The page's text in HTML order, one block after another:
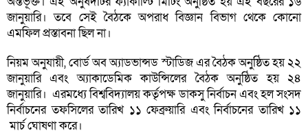
জানুয়ারি। তবে সেই বৈঠকে অপরাধ বিজ্ঞান বিভাগ থেকে কোনো
এমফিল প্রস্তাবনা ছিল না।
নিয়ম অনুযায়ী, বোর্ড অব অ্যাডভান্সড স্টাডিজ এর বৈঠক অনুষ্ঠিত হয় ২২
জানুয়ারি এবং অ্যাকাডেমিক কাউন্সিলের বৈঠক অনুষ্ঠিত হয় ২৪
জানুয়ারি। এরমধ্যে বিশ্ববিদ্যালয় কর্তৃপক্ষ ডাকসু নির্বাচন এবং হল সংসদ
নির্বাচনের তফসিলের তারিখ ১১ ফেব্রুয়ারি এবং নির্বাচনের তারিখ ১১
মার্চ ঘোষণা করে।